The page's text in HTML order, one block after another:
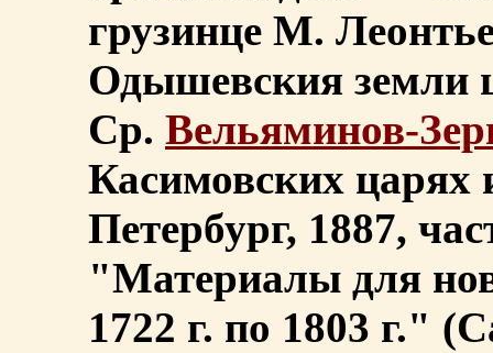
грузинце М.
Одышевския земли
Ср. Вельяминов-
Касимовских
Петербург, 1887,
"Материалы для
1722 г. по 1803 г."